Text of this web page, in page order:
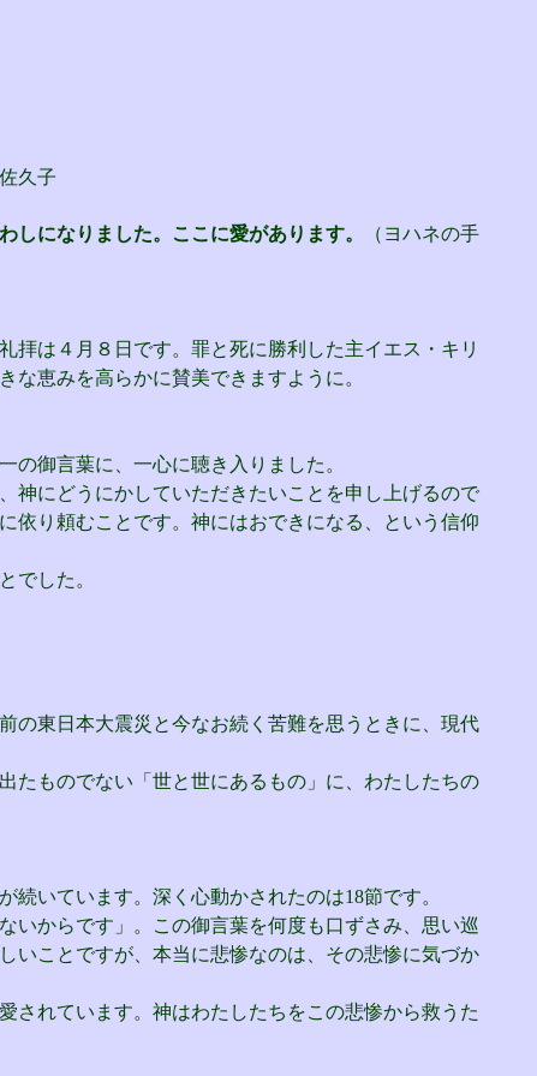
になりました。ここに愛があります。
（ヨハネの手
は４月８日です。罪と死に勝利した主イエス・キリ
恵みを高らかに賛美できますように。
御言葉に、一心に聴き入りました。
神にどうにかしていただきたいことを申し上げるので
依り頼むことです。神にはおできになる、という信仰
でした。
の東日本大震災と今なお続く苦難を思うときに、現代
たものでない「世と世にあるもの」に、わたしたちの
いています。深く心動かされたのは18節です。
からです」。この御言葉を何度も口ずさみ、思い巡
いことですが、本当に悲惨なのは、その悲惨に気づか
れています。神はわたしたちをこの悲惨から救うた